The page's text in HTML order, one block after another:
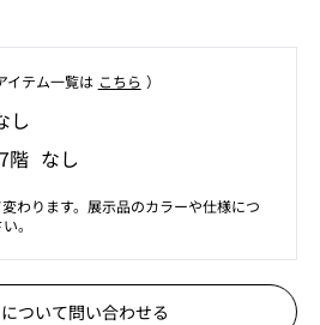
イテム⼀覧は こちら ）
し
階 なし
わります。展示品のカラーや仕様につ
。
ついて問い合わせる